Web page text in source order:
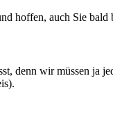
hoffen, auch Sie bald
denn wir müssen ja